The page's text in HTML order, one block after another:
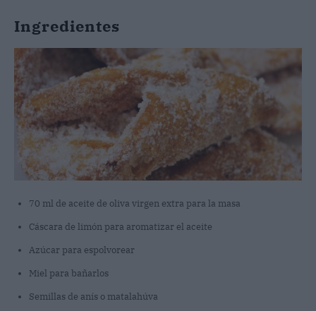
Ingredientes
70 ml de aceite de oliva virgen extra para la masa
Cáscara de limón para aromatizar el aceite
Azúcar para espolvorear
Miel para bañarlos
Semillas de anís o matalahúva